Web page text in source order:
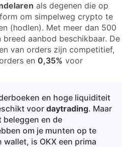
als degenen die op
om simpelweg crypto te
(hodlen). Met meer dan 500
aanbod beschikbaar. De
van orders zijn competitief,
en 0,35% voor
en hoge liquiditeit
voordaytrading. Maar
en de
om je munten op te
wallet, is OKX een prima